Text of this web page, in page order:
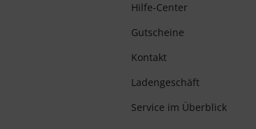
Hilfe-Center
Gutscheine
Kontakt
Ladengeschäft
Service im Überblick